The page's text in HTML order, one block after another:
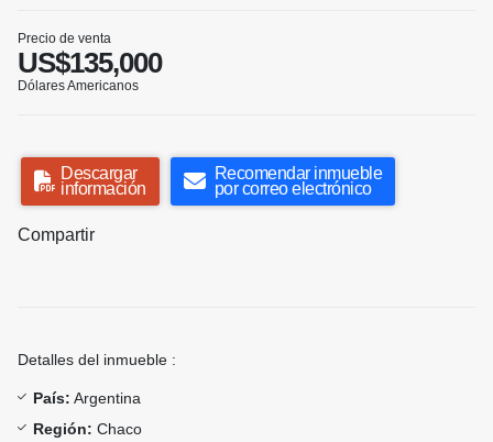
Precio de venta
US$135,000
Dólares Americanos
Descargar
información
Recomendar inmueble
por correo electrónico
Compartir
Detalles del inmueble :
País: Argentina
Región: Chaco